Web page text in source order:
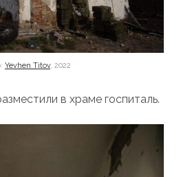
Yevhen Titov, 2022
в храме госпиталь.